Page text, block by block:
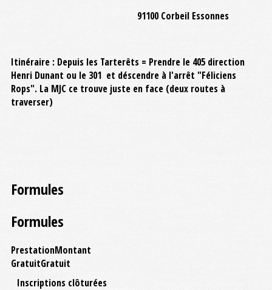
91100 Corbeil Essonnes
Itinéraire : Depuis les Tarterêts = Prendre le 405 direction
Henri Dunant ou le 301 et déscendre à l'arrêt "Féliciens
Rops". La MJC ce trouve juste en face (deux routes à
traverser)
Formules
Formules
PrestationMontant
GratuitGratuit
Inscriptions clôturées